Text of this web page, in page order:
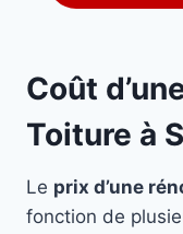
Coût
Toiture à
Le prix d’une
fonction de